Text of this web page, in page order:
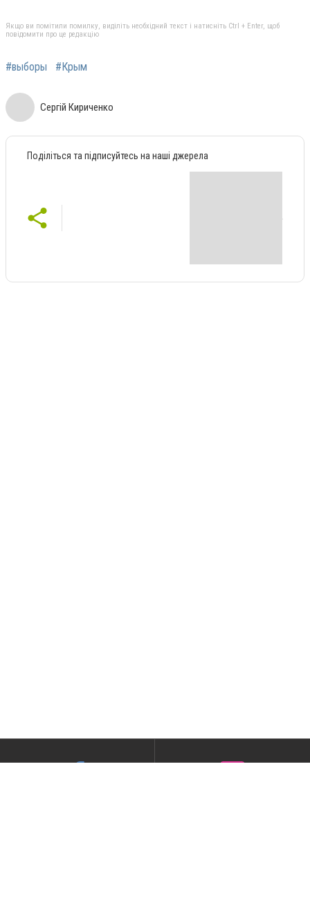
Якщо ви помітили помилку, виділіть необхідний текст і натисніть Ctrl + Enter, щоб
повідомити про це редакцію
#выборы #Крым
Сергій Кириченко
Поділіться та підписуйтесь на наші джерела